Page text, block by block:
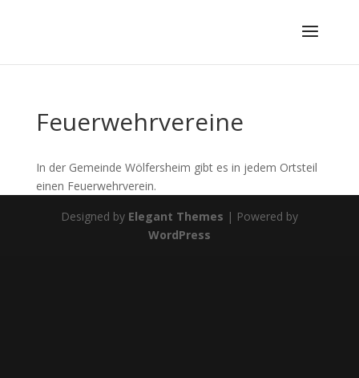
Feuerwehrvereine
In der Gemeinde Wölfersheim gibt es in jedem Ortsteil
einen Feuerwehrverein.
Designed by Elegant Themes | Powered by
WordPress